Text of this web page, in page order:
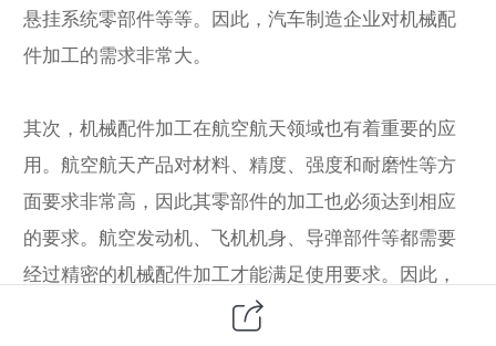
悬挂系统零部件等等。因此，汽车制造企业对机械配
件加工的需求非常大。
其次，机械配件加工在航空航天领域也有着重要的应
用。航空航天产品对材料、精度、强度和耐磨性等方
面要求非常高，因此其零部件的加工也必须达到相应
的要求。航空发动机、飞机机身、导弹部件等都需要
经过精密的机械配件加工才能满足使用要求。因此，
航空航天制造企业对机械配件加工的需求也十分迫